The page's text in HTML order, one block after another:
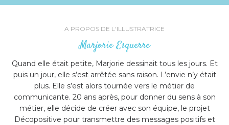
A PROPOS DE L'ILLUSTRATRICE
Marjorie Esquerre
Quand elle était petite, Marjorie dessinait tous les jours. Et
puis un jour, elle s’est arrêtée sans raison. L’envie n’y était
plus. Elle s’est alors tournée vers le métier de
communicante. 20 ans après, pour donner du sens à son
métier, elle décide de créer avec son équipe, le projet
Décopositive pour transmettre des messages positifs et